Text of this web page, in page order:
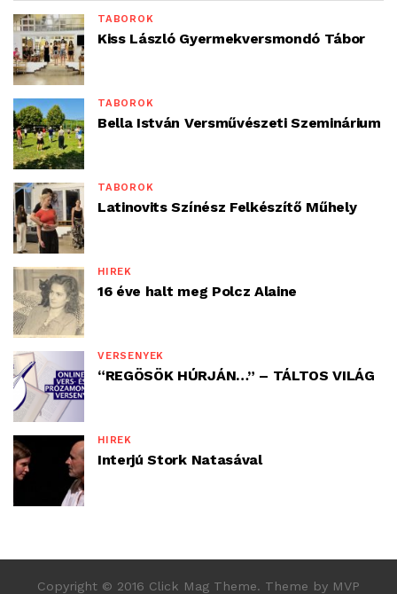
TÁBOROK
Kiss László Gyermekversmondó Tábor
TÁBOROK
Bella István Versművészeti Szeminárium
TÁBOROK
Latinovits Színész Felkészítő Műhely
HÍREK
16 éve halt meg Polcz Alaine
VERSENYEK
“REGÖSÖK HÚRJÁN…” – TÁLTOS VILÁG
HÍREK
Interjú Stork Natasával
Copyright © 2016 Click Mag Theme. Theme by MVP